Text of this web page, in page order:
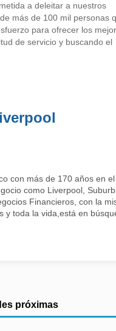
a deleitar a nuestros
más de 100 mil personas
para ofrecer los
de servicio y buscando el
con más de 170 años en el
como Liverpool,
Financieros, con la
y toda la vida,está en
próximas